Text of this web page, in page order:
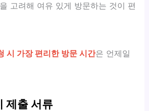
고려해 여유 있게 방문하는 것이 편
시 가장 편리한 방문 시간은 언제일
제출 서류